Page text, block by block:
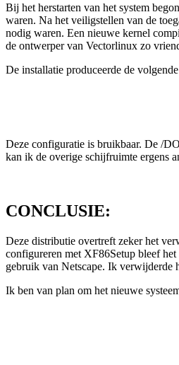
Bij het herstarten van het system
waren. Na het veiligstellen van de
nodig waren. Een nieuwe kernel
de ontwerper van Vectorlinux zo
De installatie produceerde de
Deze configuratie is bruikbaar. De /
kan ik de overige schijfruimte ergens
CONCLUSIE:
Deze distributie overtreft zeker het
configureren met XF86Setup bleef het
gebruik van Netscape. Ik verwijderde
Ik ben van plan om het nieuwe